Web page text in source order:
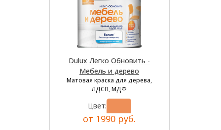
Dulux Легко Обновить -
Мебель и дерево
Матовая краска для дерева,
ЛДСП, МДФ
Цвет:
от 1990 руб.